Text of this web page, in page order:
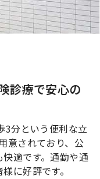
診療で安心の
3分という便利な立
意されており、公
適です。通勤や通
に好評です。